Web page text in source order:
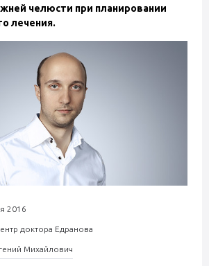
челюсти при планировании
лечения.
2016
доктора Едранова
Михайлович